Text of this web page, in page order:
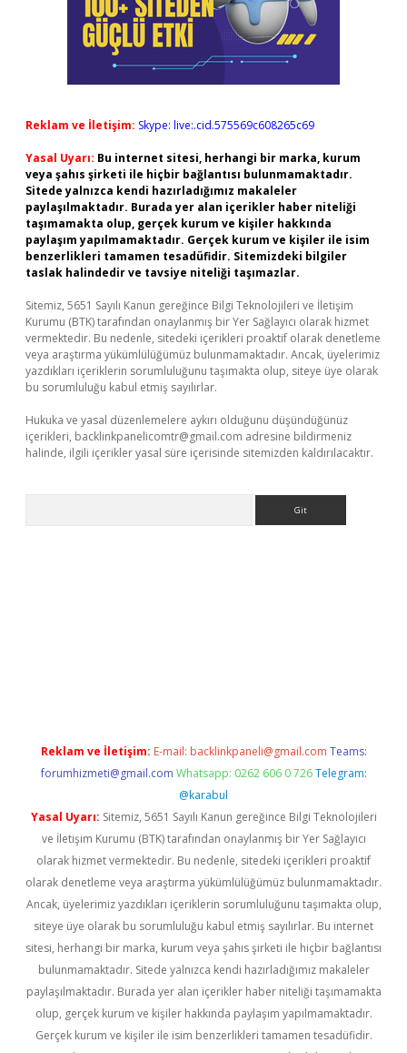
Reklam ve İletişim: Skype: live:.cid.575569c608265c69
Yasal Uyarı: Bu internet sitesi, herhangi bir marka, kurum
veya şahıs şirketi ile hiçbir bağlantısı bulunmamaktadır.
Sitede yalnızca kendi hazırladığımız makaleler
paylaşılmaktadır. Burada yer alan içerikler haber niteliği
taşımamakta olup, gerçek kurum ve kişiler hakkında
paylaşım yapılmamaktadır. Gerçek kurum ve kişiler ile isim
benzerlikleri tamamen tesadüfidir. Sitemizdeki bilgiler
taslak halindedir ve tavsiye niteliği taşımazlar.
Sitemiz, 5651 Sayılı Kanun gereğince Bilgi Teknolojileri ve İletişim
Kurumu (BTK) tarafından onaylanmış bir Yer Sağlayıcı olarak hizmet
vermektedir. Bu nedenle, sitedeki içerikleri proaktif olarak denetleme
veya araştırma yükümlülüğümüz bulunmamaktadır. Ancak, üyelerimiz
yazdıkları içeriklerin sorumluluğunu taşımakta olup, siteye üye olarak
bu sorumluluğu kabul etmiş sayılırlar.
Hukuka ve yasal düzenlemelere aykırı olduğunu düşündüğünüz
içerikleri, backlinkpanelicomtr@gmail.com adresine bildirmeniz
halinde, ilgili içerikler yasal süre içerisinde sitemizden kaldırılacaktır.
Reklam ve İletişim: E-mail: backlinkpaneli@gmail.com Teams:
forumhizmeti@gmail.com Whatsapp: 0262 606 0 726 Telegram:
@karabul
Yasal Uyarı: Sitemiz, 5651 Sayılı Kanun gereğince Bilgi Teknolojileri
ve İletişim Kurumu (BTK) tarafından onaylanmış bir Yer Sağlayıcı
olarak hizmet vermektedir. Bu nedenle, sitedeki içerikleri proaktif
olarak denetleme veya araştırma yükümlülüğümüz bulunmamaktadır.
Ancak, üyelerimiz yazdıkları içeriklerin sorumluluğunu taşımakta olup,
siteye üye olarak bu sorumluluğu kabul etmiş sayılırlar. Bu internet
sitesi, herhangi bir marka, kurum veya şahıs şirketi ile hiçbir bağlantısı
bulunmamaktadır. Sitede yalnızca kendi hazırladığımız makaleler
paylaşılmaktadır. Burada yer alan içerikler haber niteliği taşımamakta
olup, gerçek kurum ve kişiler hakkında paylaşım yapılmamaktadır.
Gerçek kurum ve kişiler ile isim benzerlikleri tamamen tesadüfidir.